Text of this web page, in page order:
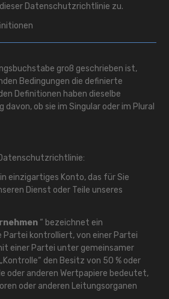
Datenschutzrichtlinie zu.
groß geschrieben ist,
Bedingungen die definierte
Definitionen haben dieselbe
davon, ob sie im Singular oder im Plural
einzigartiges Konto, das für Sie
Dienst oder Teile unseres
“ bezeichnet ein
Partei kontrolliert, von einer Partei
einer Partei unter gemeinsamer
den Besitz von 50 % oder
oder anderen Wertpapiere bedeutet,
oder anderen Leitungsorganen